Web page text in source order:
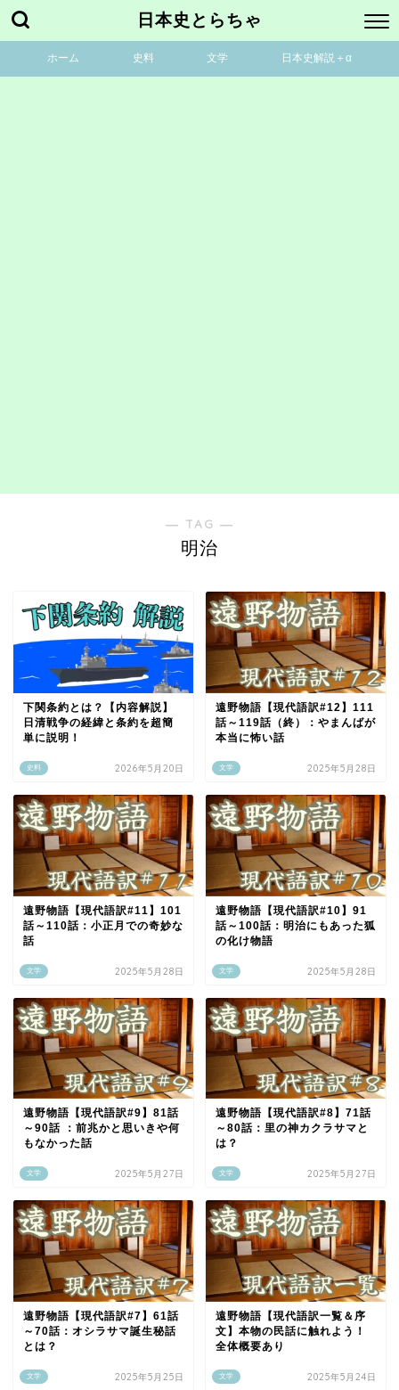
日本史とらちゃ
ホーム 史料 文学 日本史解説＋α
― TAG ―
明治
史料
下関条約とは？【内容解説】
日清戦争の経緯と条約を超簡
単に説明！
2026年5月20日 文学
遠野物語【現代語訳#12】111
話～119話（終）：やまんばが
本当に怖い話
2025年5月28日
文学
遠野物語【現代語訳#11】101
話～110話：小正月での奇妙な
話
2025年5月28日 文学
遠野物語【現代語訳#10】91
話～100話：明治にもあった狐
の化け物語
2025年5月28日
文学
遠野物語【現代語訳#9】81話
～90話 ：前兆かと思いきや何
もなかった話
2025年5月27日 文学
遠野物語【現代語訳#8】71話
～80話：里の神カクラサマと
は？
2025年5月27日
文学
遠野物語【現代語訳#7】61話
～70話：オシラサマ誕生秘話
とは？
2025年5月25日 文学
遠野物語【現代語訳一覧＆序
文】本物の民話に触れよう！
全体概要あり
2025年5月24日